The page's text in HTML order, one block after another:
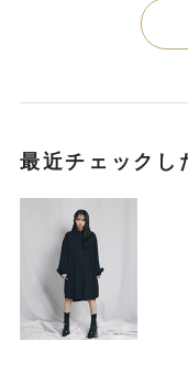
最近チェックし